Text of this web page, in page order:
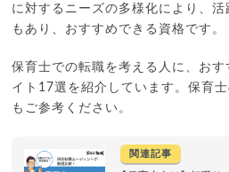
に対するニーズの多様化により、活
もあり、おすすめできる資格です。
保育士での転職を考える人に、お
イト17選を紹介しています。保育
もご参考ください。
関連記事